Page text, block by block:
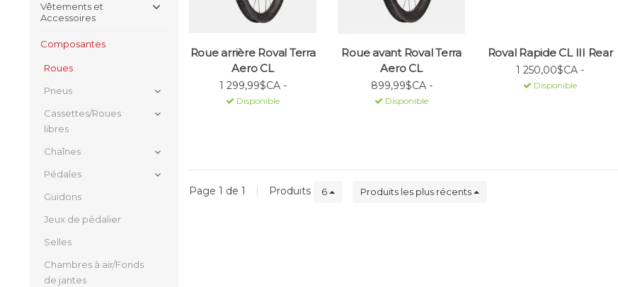
Vêtements et
Accessoires
Composantes
Roues
Pneus
Cassettes/Roues
libres
Chaînes
Pédales
Guidons
Jeux de pédalier
Selles
Chambres à air/Fonds
de jantes
Roue arrière Roval Terra
Aero CL
1 299,99$CA -
Disponible
Roue avant Roval Terra
Aero CL
899,99$CA -
Disponible
Roval Rapide CL III Rear
1 250,00$CA -
Disponible
Page 1 de 1 | Produits 6 Produits les plus récents